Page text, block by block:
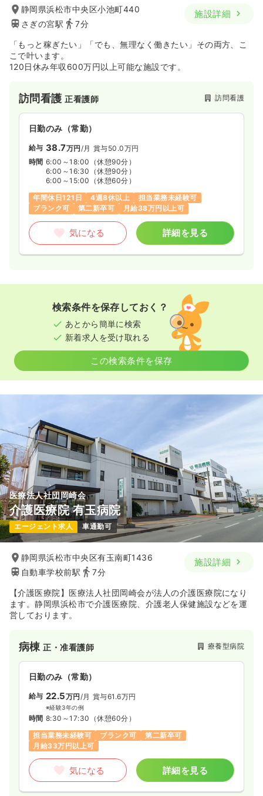
静岡県浜松市中央区小池町440
さぎの宮駅
7分
施設詳細
「もっと稼ぎたい」「でも、無理なく働きたい」その両方、こ
こで叶います。
120日休み年収600万円以上可能な施設です。
訪問看護正看護師 訪問看護
日勤のみ（常勤）
給与 38.7万円 /月 賞与50.0万円
時間 6:00～18:00 （休憩90分）
6:00～16:30 （休憩90分）
6:00～15:00 （休憩60分）
年間休日121日
4週8休以上
担当業務未経験可
ブランク可
第二新卒可 月給38万円以上可
気になる 詳細を見る
検索条件を保存しておく？
あとから簡単に検索
新着求人を受け取れる
この検索条件を保存
医療法人社団岡崎会
介護医療院 有玉病院
エージェント求人 車通勤可
静岡県浜松市中央区有玉南町1436
自動車学校前駅
7分
施設詳細
【介護医療院】医療法人社団岡崎会が法人の介護医療院になり
ます。静岡県浜松市で介護医療院、介護老人保健施設などを運
営しております。
病棟正・准看護師 療養型病院
日勤のみ（常勤）
給与 22.5万円 /月 賞与61.6万円
※経験3年の例
時間 8:30～17:30 （休憩60分）
担当業務未経験可
ブランク可
第二新卒可
月給33万円以上可
気になる 詳細を見る